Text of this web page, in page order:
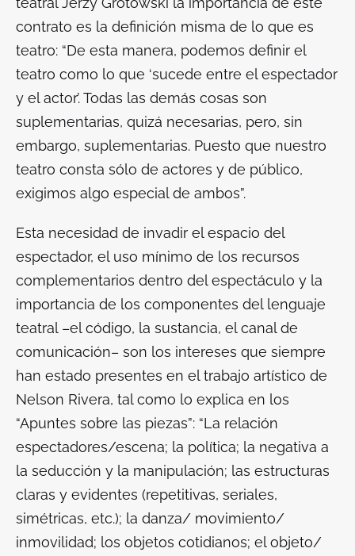
contrato es la definición misma de lo que es
teatro: “De esta manera, podemos definir el
teatro como lo que ‘sucede entre el espectador
y el actor’. Todas las demás cosas son
suplementarias, quizá necesarias, pero, sin
embargo, suplementarias. Puesto que nuestro
teatro consta sólo de actores y de público,
exigimos algo especial de ambos”.
Esta necesidad de invadir el espacio del
espectador, el uso mínimo de los recursos
complementarios dentro del espectáculo y la
importancia de los componentes del lenguaje
teatral –el código, la sustancia, el canal de
comunicación– son los intereses que siempre
han estado presentes en el trabajo artístico de
Nelson Rivera, tal como lo explica en los
“Apuntes sobre las piezas”: “La relación
espectadores/escena; la política; la negativa a
la seducción y la manipulación; las estructuras
claras y evidentes (repetitivas, seriales,
simétricas, etc.); la danza/ movimiento/
inmovilidad; los objetos cotidianos; el objeto/